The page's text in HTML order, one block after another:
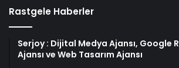
Rastgele Haberler
Serjoy : Dijital Medya Ajansı, Google
Ajansı ve Web Tasarım Ajansı